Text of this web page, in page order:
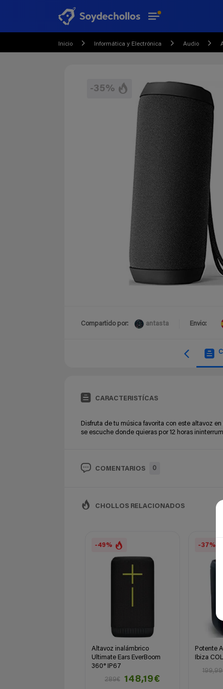
Inicio Informática y Electrónica Audio
-35%
Compartido por: antasta Envio:
CARACTERISTÍCAS
Disfruta de tu música favorita con este altavoz
se escuche donde quieras por 12 horas
COMENTARIOS 0
CHOLLOS RELACIONADOS
-49%
Altavoz inalámbrico
Ultimate Ears EverBoom
360° IP67
289€
148,19€
-37%
Potente
Ibiza